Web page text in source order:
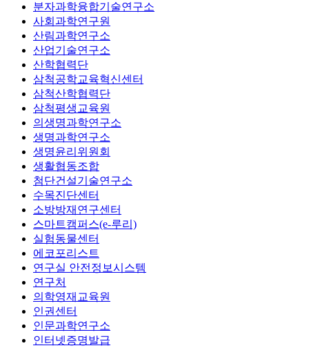
분자과학융합기술연구소
사회과학연구원
산림과학연구소
산업기술연구소
산학협력단
삼척공학교육혁신센터
삼척산학협력단
삼척평생교육원
의생명과학연구소
생명과학연구소
생명윤리위원회
생활협동조합
첨단건설기술연구소
수목진단센터
소방방재연구센터
스마트캠퍼스(e-루리)
실험동물센터
에코포리스트
연구실 안전정보시스템
연구처
의학영재교육원
인권센터
인문과학연구소
인터넷증명발급